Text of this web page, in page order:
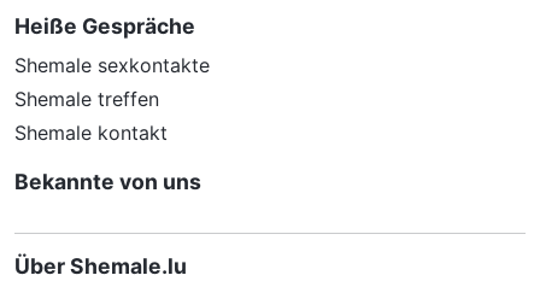
Heiße Gespräche
Shemale sexkontakte
Shemale treffen
Shemale kontakt
Bekannte von uns
Über Shemale.lu